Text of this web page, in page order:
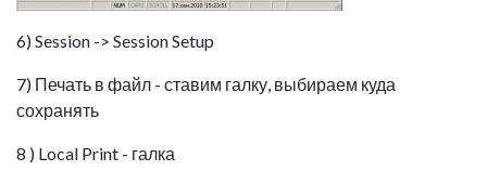
6) Session -> Session Setup
7) Печать в файл - ставим галку, выбираем куда
сохранять
8 ) Local Print - галка